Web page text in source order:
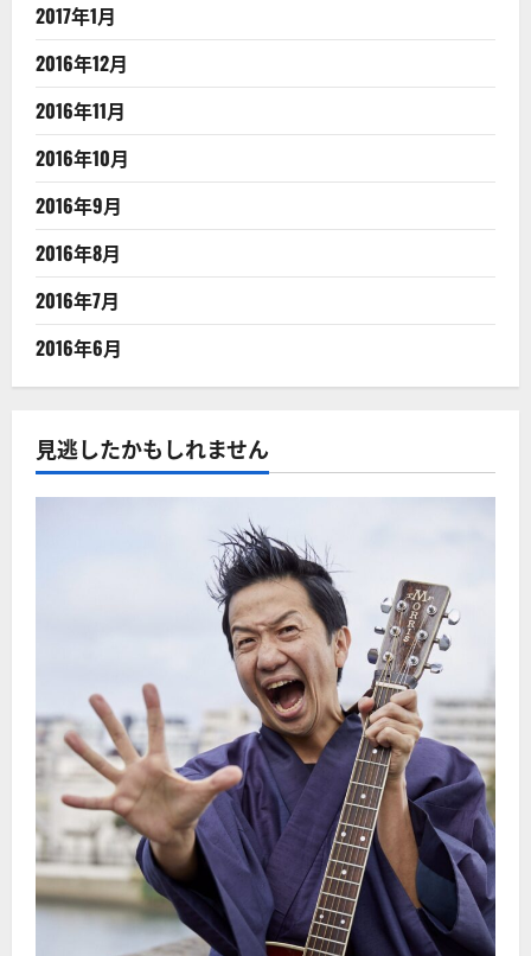
2017年1月
2016年12月
2016年11月
2016年10月
2016年9月
2016年8月
2016年7月
2016年6月
見逃したかもしれません